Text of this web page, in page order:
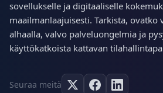
sovellukselle ja digitaaliselle
maailmanlaajuisesti. Tarkista, ovatko
alhaalla, valvo palveluongelmia ja
käyttökatkoista kattavan
Seuraa meitä